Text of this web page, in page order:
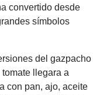
convertido desde
símbolos
del gazpacho
llegara a
con pan, ajo, aceite